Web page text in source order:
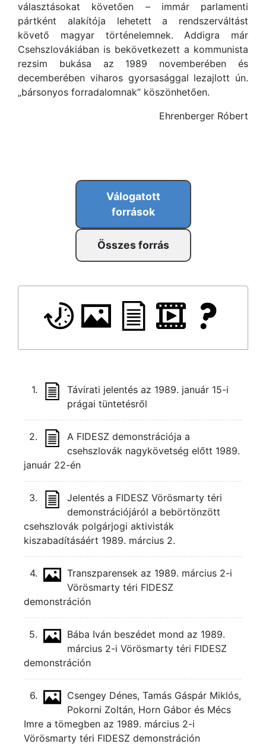
választásokat követően – immár parlamenti
pártként alakítója lehetett a rendszerváltást
követő magyar történelemnek. Addigra már
Csehszlovákiában is bekövetkezett a kommunista
rezsim bukása az 1989 novemberében és
decemberében viharos gyorsasággal lezajlott ún.
„bársonyos forradalomnak” köszönhetően.
Ehrenberger Róbert
Válogatott
források
Összes forrás
1.
Távirati jelentés az 1989. január 15-i
prágai tüntetésről
2.
A FIDESZ demonstrációja a
csehszlovák nagykövetség előtt 1989.
január 22-én
3.
Jelentés a FIDESZ Vörösmarty téri
demonstrációjáról a bebörtönzött
csehszlovák polgárjogi aktivisták
kiszabadításáért 1989. március 2.
4.
Transzparensek az 1989. március 2-i
Vörösmarty téri FIDESZ
demonstráción
5.
Bába Iván beszédet mond az 1989.
március 2-i Vörösmarty téri FIDESZ
demonstráción
6.
Csengey Dénes, Tamás Gáspár Miklós,
Pokorni Zoltán, Horn Gábor és Mécs
Imre a tömegben az 1989. március 2-i
Vörösmarty téri FIDESZ demonstráción